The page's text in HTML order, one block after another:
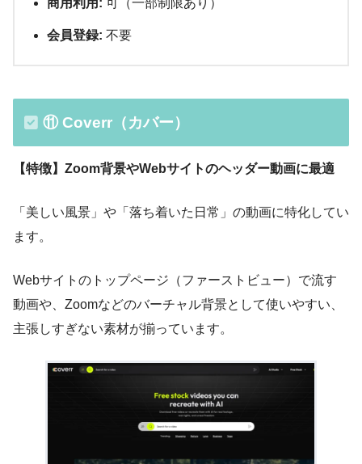
商用利用: 可（一部制限あり）
会員登録: 不要
⑪ Coverr（カバー）
【特徴】Zoom背景やWebサイトのヘッダー動画に最適
「美しい風景」や「落ち着いた日常」の動画に特化してい
ます。
Webサイトのトップページ（ファーストビュー）で流す
動画や、Zoomなどのバーチャル背景として使いやすい、
主張しすぎない素材が揃っています。